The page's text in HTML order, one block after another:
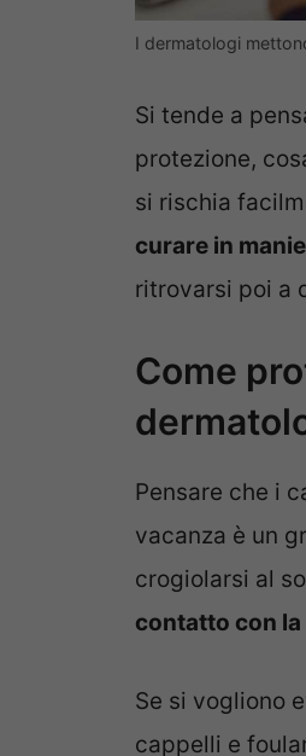
I dermatologi
Si tende a
protezione,
si rischia
curare in
ritrovarsi poi a
Come
Pensare che i
vacanza è un
crogiolarsi al
contatto con
Se si vogliono
cappelli e